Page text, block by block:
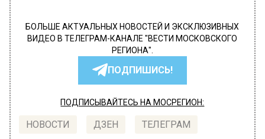
БОЛЬШЕ АКТУАЛЬНЫХ НОВОСТЕЙ И ЭКСКЛЮЗИВНЫХ
ВИДЕО В ТЕЛЕГРАМ-КАНАЛЕ "ВЕСТИ МОСКОВСКОГО
РЕГИОНА".
ПОДПИШИСЬ!
ПОДПИСЫВАЙТЕСЬ НА МОСРЕГИОН:
НОВОСТИ ДЗЕН ТЕЛЕГРАМ